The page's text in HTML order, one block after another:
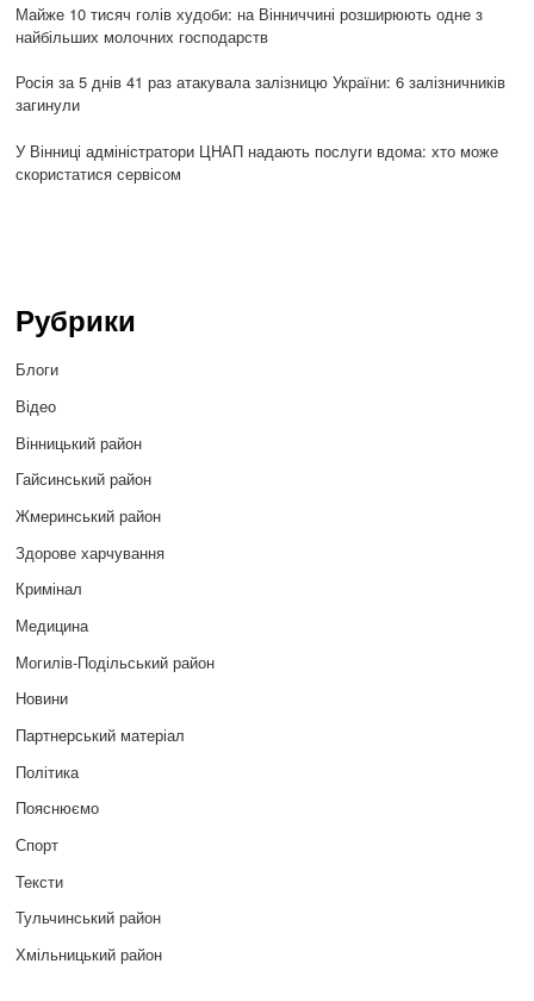
Майже 10 тисяч голів худоби: на Вінниччині розширюють одне з
найбільших молочних господарств
Росія за 5 днів 41 раз атакувала залізницю України: 6 залізничників
загинули
У Вінниці адміністратори ЦНАП надають послуги вдома: хто може
скористатися сервісом
Рубрики
Блоги
Відео
Вінницький район
Гайсинський район
Жмеринський район
Здорове харчування
Кримінал
Медицина
Могилів-Подільський район
Новини
Партнерський матеріал
Політика
Пояснюємо
Спорт
Тексти
Тульчинський район
Хмільницький район